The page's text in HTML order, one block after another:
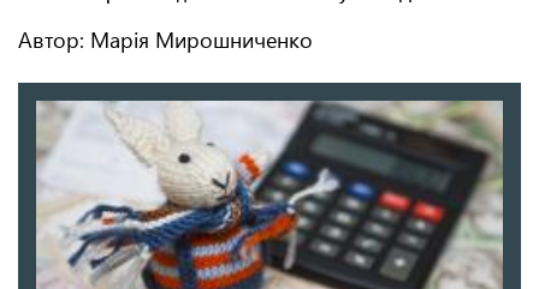
Автор: Марія Мирошниченко